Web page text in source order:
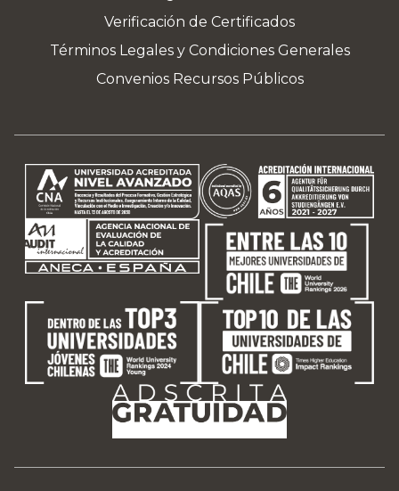
Verificación de Certificados
Términos Legales y Condiciones Generales
Convenios Recursos Públicos